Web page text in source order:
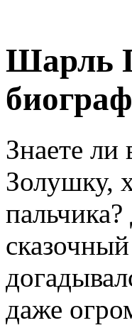
Шарль
Знаете
Золушку,
даже